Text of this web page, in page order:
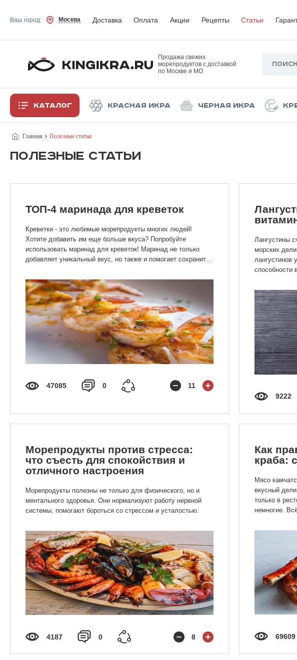
Ваш город: Москва Доставка Оплата Акции Рецепты Статьи
Продажа свежих
морепродуктов с доставкой
по Москве и МО
Каталог Красная икра Черная икра
Главная Полезные статьи
ПОЛЕЗНЫЕ СТАТЬИ
ТОП-4 маринада для креветок
Креветки - это любимые морепродукты многих людей!
Хотите добавить им еще больше вкуса? Попробуйте
использовать маринад для креветок! Маринад не только
добавляет уникальный вкус, но также и помогает сохранить
Итак, какой же маринад выбрать? Вариантов много, но
давайте рассмотрим несколько интересных.
47085 0 11
Лангустины
морских
лангустинов
способности
9222
Морепродукты против стресса:
что съесть для спокойствия и
отличного настроения
Морепродукты полезны не только для физического, но и
ментального здоровья. Они нормализуют работу нервной
системы, помогают бороться со стрессом и усталостью.
4187 0 8
Как
краба:
Мясо
вкусный
только в
немногие.
69609